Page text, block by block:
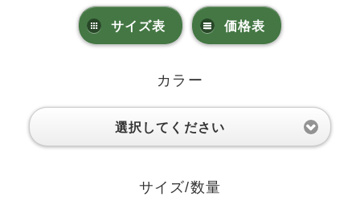
サイズ表 価格表
カラー
選択してください
サイズ/数量